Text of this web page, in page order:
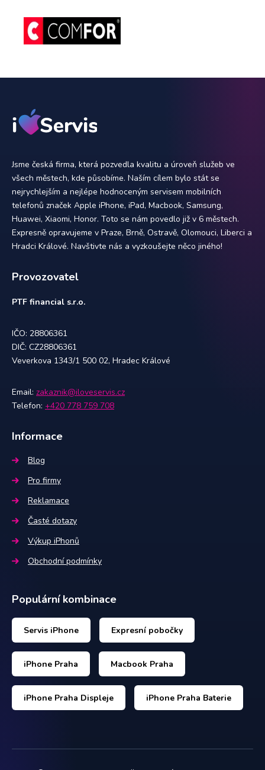
Jsme česká firma, která pozvedla kvalitu a úroveň služeb ve
všech městech, kde působíme. Naším cílem bylo stát se
nejrychlejším a nejlépe hodnoceným servisem mobilních
telefonů značek Apple iPhone, iPad, Macbook, Samsung,
Huawei, Xiaomi, Honor. Toto se nám povedlo již v 6 městech.
Expresně opravujeme v Praze, Brně, Ostravě, Olomouci, Liberci a
Hradci Králové. Navštivte nás a vyzkoušejte něco jiného!
Provozovatel
PTF financial s.r.o.
IČO: 28806361
DIČ: CZ28806361
Veverkova 1343/1 500 02, Hradec Králové
Email: zakaznik@iloveservis.cz
Telefon: +420 778 759 708
Informace
Blog
Pro firmy
Reklamace
Časté dotazy
Výkup iPhonů
Obchodní podmínky
Populární kombinace
Servis iPhone Expresní pobočky
iPhone Praha Macbook Praha
iPhone Praha Displeje iPhone Praha Baterie